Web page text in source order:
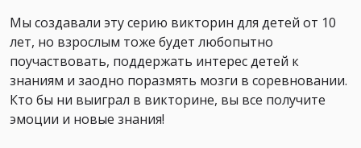
Мы создавали эту серию викторин для детей от 10
лет, но взрослым тоже будет любопытно
поучаствовать, поддержать интерес детей к
знаниям и заодно поразмять мозги в соревновании.
Кто бы ни выиграл в викторине, вы все получите
эмоции и новые знания!